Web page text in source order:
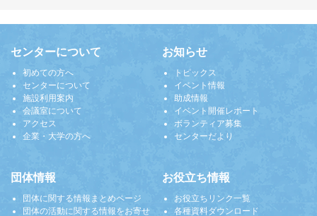
センターについて
初めての方へ
センターについて
施設利用案内
会議室について
アクセス
企業・大学の方へ
お知らせ
トピックス
イベント情報
助成情報
イベント開催レポート
ボランティア募集
センターだより
団体情報
団体に関する情報まとめページ
団体の活動に関する情報をお寄せ
お役立ち情報
お役立ちリンク一覧
各種資料ダウンロード